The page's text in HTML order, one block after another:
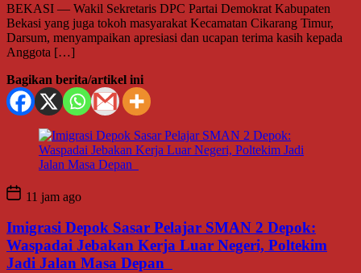
BEKASI — Wakil Sekretaris DPC Partai Demokrat Kabupaten
Bekasi yang juga tokoh masyarakat Kecamatan Cikarang Timur,
Darsum, menyampaikan apresiasi dan ucapan terima kasih kepada
Anggota […]
Bagikan berita/artikel ini
11 jam ago
Imigrasi Depok Sasar Pelajar SMAN 2 Depok:
Waspadai Jebakan Kerja Luar Negeri, Poltekim
Jadi Jalan Masa Depan